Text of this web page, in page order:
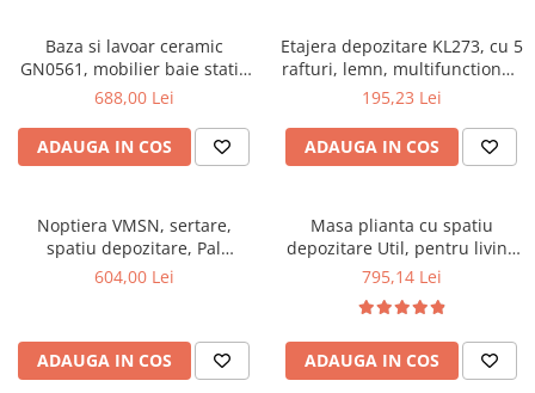
Baza si lavoar ceramic
GN0561, mobilier baie stativ
50 cm, front MDF, 2 usi, 2
reglabile, alb/antracit
688,00 Lei
ADAUGA IN COS
Etajera depozitare KL273, cu 5
rafturi, lemn, multifunctional,
natur
195,23 Lei
ADAUGA IN COS
Noptiera VMSN, sertare,
spatiu depozitare, Pal
Melaminat, insertii MDF, Nuc
604,00 Lei
ADAUGA IN COS
Masa plianta cu spatiu
depozitare Util, pentru living
si bucatarie, PAL, structura
persoane, 160x96x80 cm, fag
795,14 Lei
ADAUGA IN COS